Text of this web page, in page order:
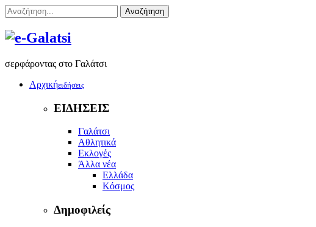
Αναζήτηση
σερφάροντας στο Γαλάτσι
Αρχικήειδήσεις
ΕΙΔΗΣΕΙΣ
Γαλάτσι
Αθλητικά
Εκλογές
Άλλα νέα
Ελλάδα
Κόσμος
Δημοφιλείς